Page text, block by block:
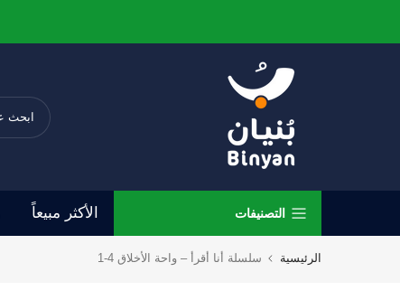
إلى
التصنيفات الأكثر مبيعاً
الرئيسية سلسلة أنا أقرأ – واحة الأخلاق 4-1